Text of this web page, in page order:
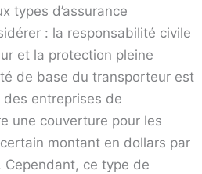
types d’assurance
: la responsabilité civile
et la protection pleine
de base du transporteur est
entreprises de
une couverture pour les
montant en dollars par
ce type de